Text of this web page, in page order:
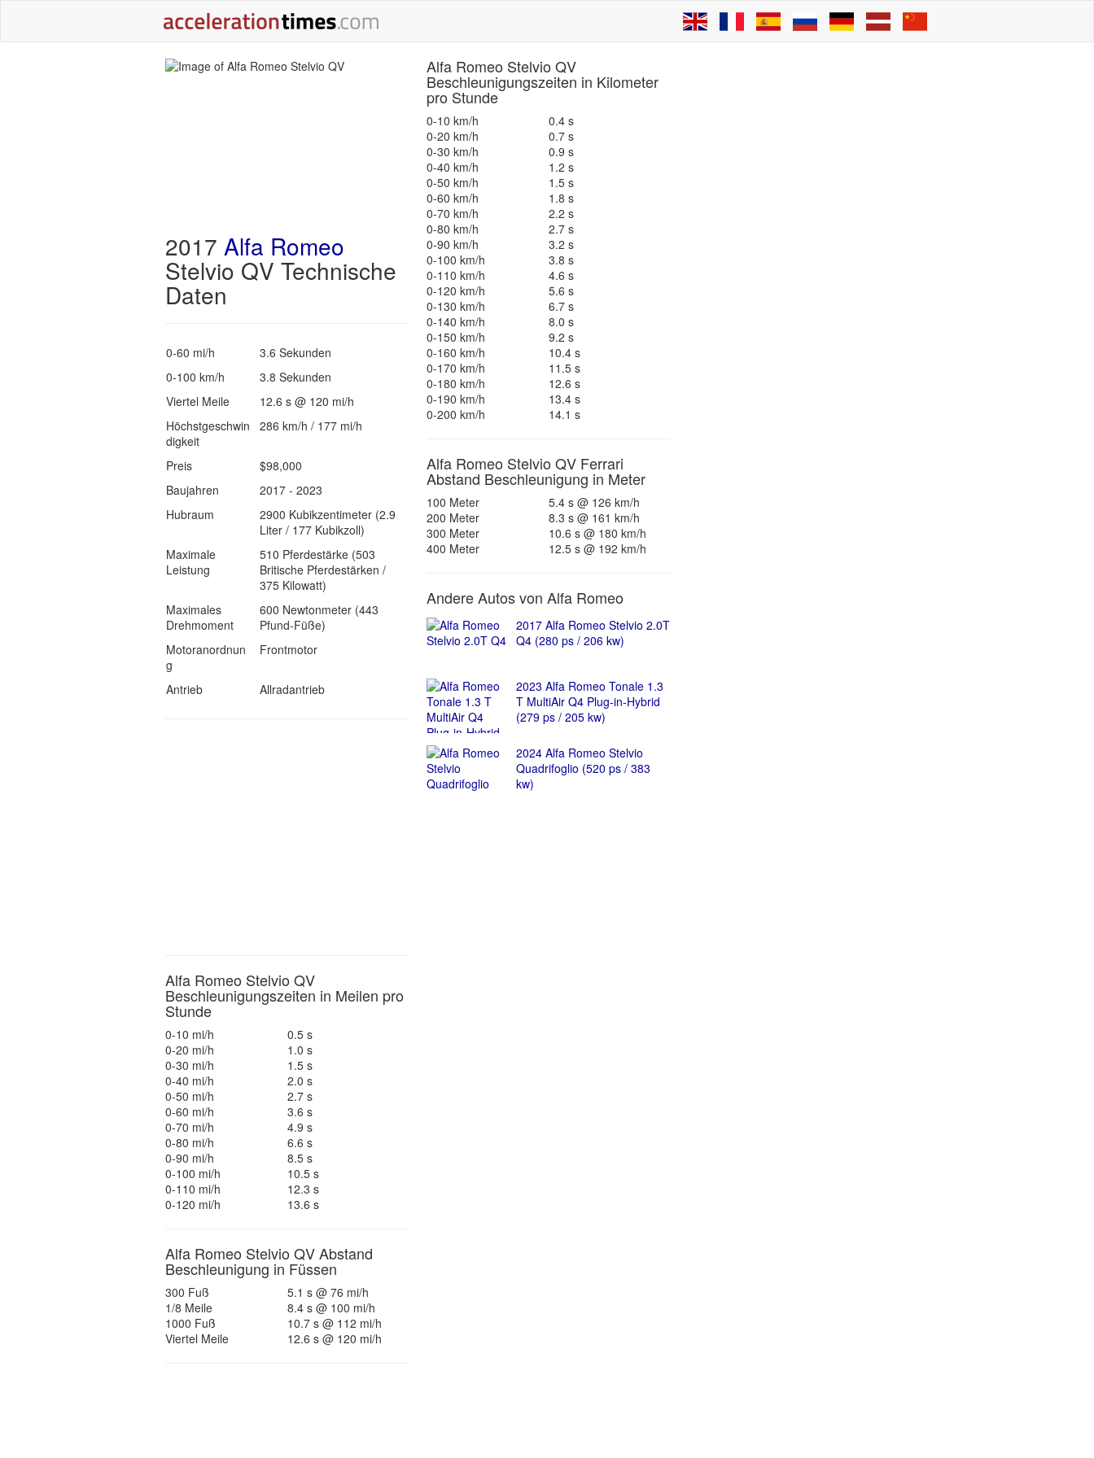
2017 Alfa Romeo
Stelvio QV Technische
Daten
0-60 mi/h
3.6 Sekunden
0-100 km/h
3.8 Sekunden
Viertel Meile
12.6 s @ 120 mi/h
Höchstgeschwin
digkeit
286 km/h / 177 mi/h
Preis
$98,000
Baujahren
2017 - 2023
Hubraum
2900 Kubikzentimeter (2.9
Liter / 177 Kubikzoll)
Maximale
Leistung
510 Pferdestärke (503
Britische Pferdestärken /
375 Kilowatt)
Maximales
Drehmoment
600 Newtonmeter (443
Pfund-Füße)
Motoranordnun
g
Frontmotor
Antrieb Allradantrieb
Alfa Romeo Stelvio QV
Beschleunigungszeiten in Meilen pro
Stunde
0-10 mi/h
0.5 s
0-20 mi/h
1.0 s
0-30 mi/h
1.5 s
0-40 mi/h
2.0 s
0-50 mi/h
2.7 s
0-60 mi/h
3.6 s
0-70 mi/h
4.9 s
0-80 mi/h
6.6 s
0-90 mi/h
8.5 s
0-100 mi/h
10.5 s
0-110 mi/h
12.3 s
0-120 mi/h
13.6 s
Alfa Romeo Stelvio QV Abstand
Beschleunigung in Füssen
300 Fuß
5.1 s @ 76 mi/h
1/8 Meile
8.4 s @ 100 mi/h
1000 Fuß
10.7 s @ 112 mi/h
Viertel Meile
12.6 s @ 120 mi/h
Alfa Romeo Stelvio QV
Beschleunigungszeiten in Kilometer
pro Stunde
0-10 km/h
0.4 s
0-20 km/h
0.7 s
0-30 km/h
0.9 s
0-40 km/h
1.2 s
0-50 km/h
1.5 s
0-60 km/h
1.8 s
0-70 km/h
2.2 s
0-80 km/h
2.7 s
0-90 km/h
3.2 s
0-100 km/h
3.8 s
0-110 km/h
4.6 s
0-120 km/h
5.6 s
0-130 km/h
6.7 s
0-140 km/h
8.0 s
0-150 km/h
9.2 s
0-160 km/h
10.4 s
0-170 km/h
11.5 s
0-180 km/h
12.6 s
0-190 km/h
13.4 s
0-200 km/h
14.1 s
Alfa Romeo Stelvio QV Ferrari
Abstand Beschleunigung in Meter
100 Meter
5.4 s @ 126 km/h
200 Meter
8.3 s @ 161 km/h
300 Meter
10.6 s @ 180 km/h
400 Meter
12.5 s @ 192 km/h
Andere Autos von Alfa Romeo
2017 Alfa Romeo Stelvio 2.0T
Q4 (280 ps / 206 kw)
2023 Alfa Romeo Tonale 1.3
T MultiAir Q4 Plug-in-Hybrid
(279 ps / 205 kw)
2024 Alfa Romeo Stelvio
Quadrifoglio (520 ps / 383
kw)